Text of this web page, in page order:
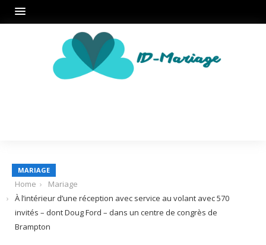
MARIAGE
Home
Mariage
À l’intérieur d’une réception avec service au volant avec 570
invités – dont Doug Ford – dans un centre de congrès de
Brampton